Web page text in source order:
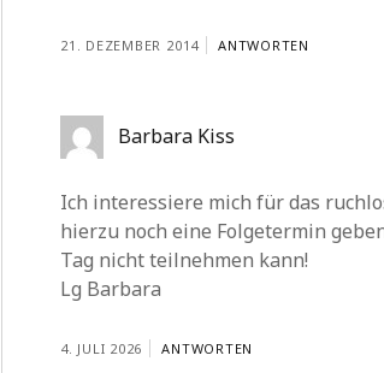
21. DEZEMBER 2014 ANTWORTEN
Barbara Kiss
Ich interessiere mich für das
hierzu noch eine Folgetermin
Tag nicht teilnehmen kann!
Lg Barbara
4. JULI 2026 ANTWORTEN